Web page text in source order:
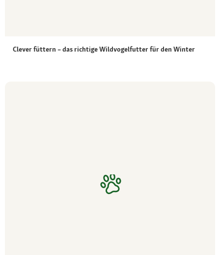
Clever füttern – das richtige Wildvogelfutter für den Winter